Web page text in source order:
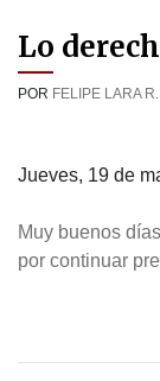
Lo
POR FELIPE LARA R.
Jueves, 19 de
Muy buenos
por continuar